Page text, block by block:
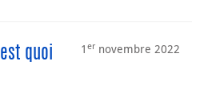
1 er novembre 2022
quoi